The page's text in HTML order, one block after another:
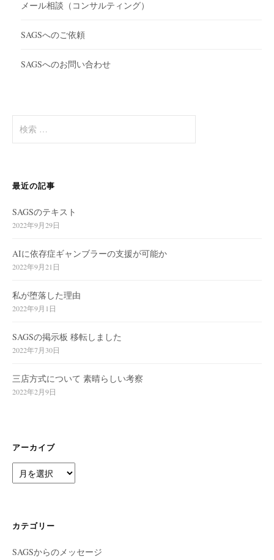
メール相談（コンサルティング）
SAGSへのご依頼
SAGSへのお問い合わせ
索
最近の記事
SAGSのテキスト
2022年9月29日
AIに依存症ギャンブラーの支援が可能か
2022年9月21日
私が堕落した理由
2022年9月1日
SAGSの掲示板 移転しました
2022年7月30日
三店方式について 素晴らしい考察
2022年2月9日
アーカイブ
ー
ブ
カテゴリー
SAGSからのメッセージ